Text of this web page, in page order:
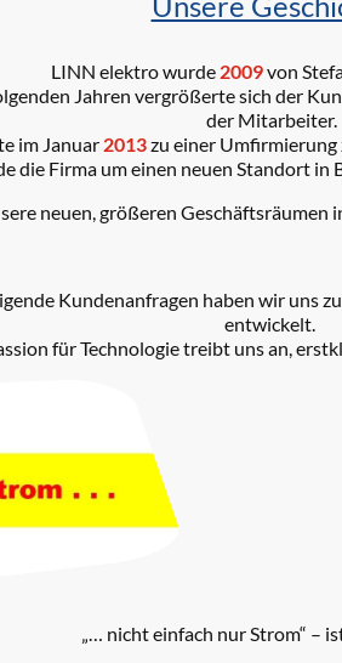
LINN elektro wurde 2009von
Jahren vergrößerte sich der
der Mitarbeiter.
im Januar 2013zu einer Umfirmierung
die Firma um einen neuen Standort in
neuen, größeren Geschäftsräumen
Kundenanfragen haben wir uns
entwickelt.
für Technologie treibt uns an,
„… nicht einfach nur Strom“ –